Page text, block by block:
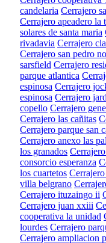
candelaria Cerrajero
Cerrajero apeadero la
solares de santa maria
rivadavia Cerrajero
Cerrajero san pedro
sarsfield Cerrajero
parque atlantica
espinosa Cerrajero
espinosa Cerrajero
copello Cerrajero
Cerrajero las cañitas
Cerrajero parque san
Cerrajero anexo las
los granados
consorcio esperanza
los cuartetos
villa belgrano
Cerrajero ituzaingo ii
Cerrajero juan xxiii
cooperativa la unidad
lourdes Cerrajero
Cerrajero ampliacion